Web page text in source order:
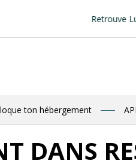
Retrouve Luz
ton hébergement
DANS